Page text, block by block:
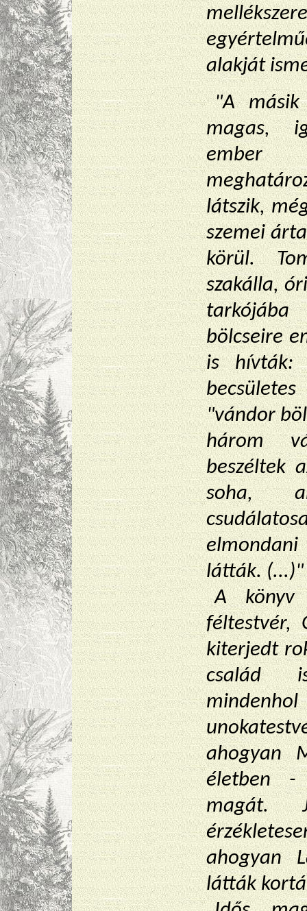
alakját
"A
magas,
látszik,
szemei
körül.
szakálla,
bölcseire
is hívták:
"vándor
három
beszéltek
soha,
látták. (...)"
A könyv
féltestvér,
kiterjedt
család
ahogyan
életben -
magát.
ahogyan
látták